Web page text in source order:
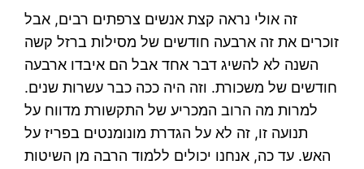
זה אולי נראה קצת אנשים צרפתים רבים, אבל
זוכרים את זה ארבעה חודשים של מסילות ברזל קשה
השנה לא להשיג דבר אחד אבל הם איבדו ארבעה
חודשים של משכורת. וזה היה ככה כבר עשרות שנים.
למרות מה הרוב המכריע של התקשורת מדווח על
תנועה זו, זה לא על הגדרת מונומנטים בפריז על
האש. עד כה, אנחנו יכולים ללמוד הרבה מן השיטות